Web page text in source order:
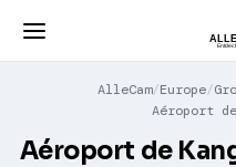
AlleCam Europe
Aéroport
Aéroport de